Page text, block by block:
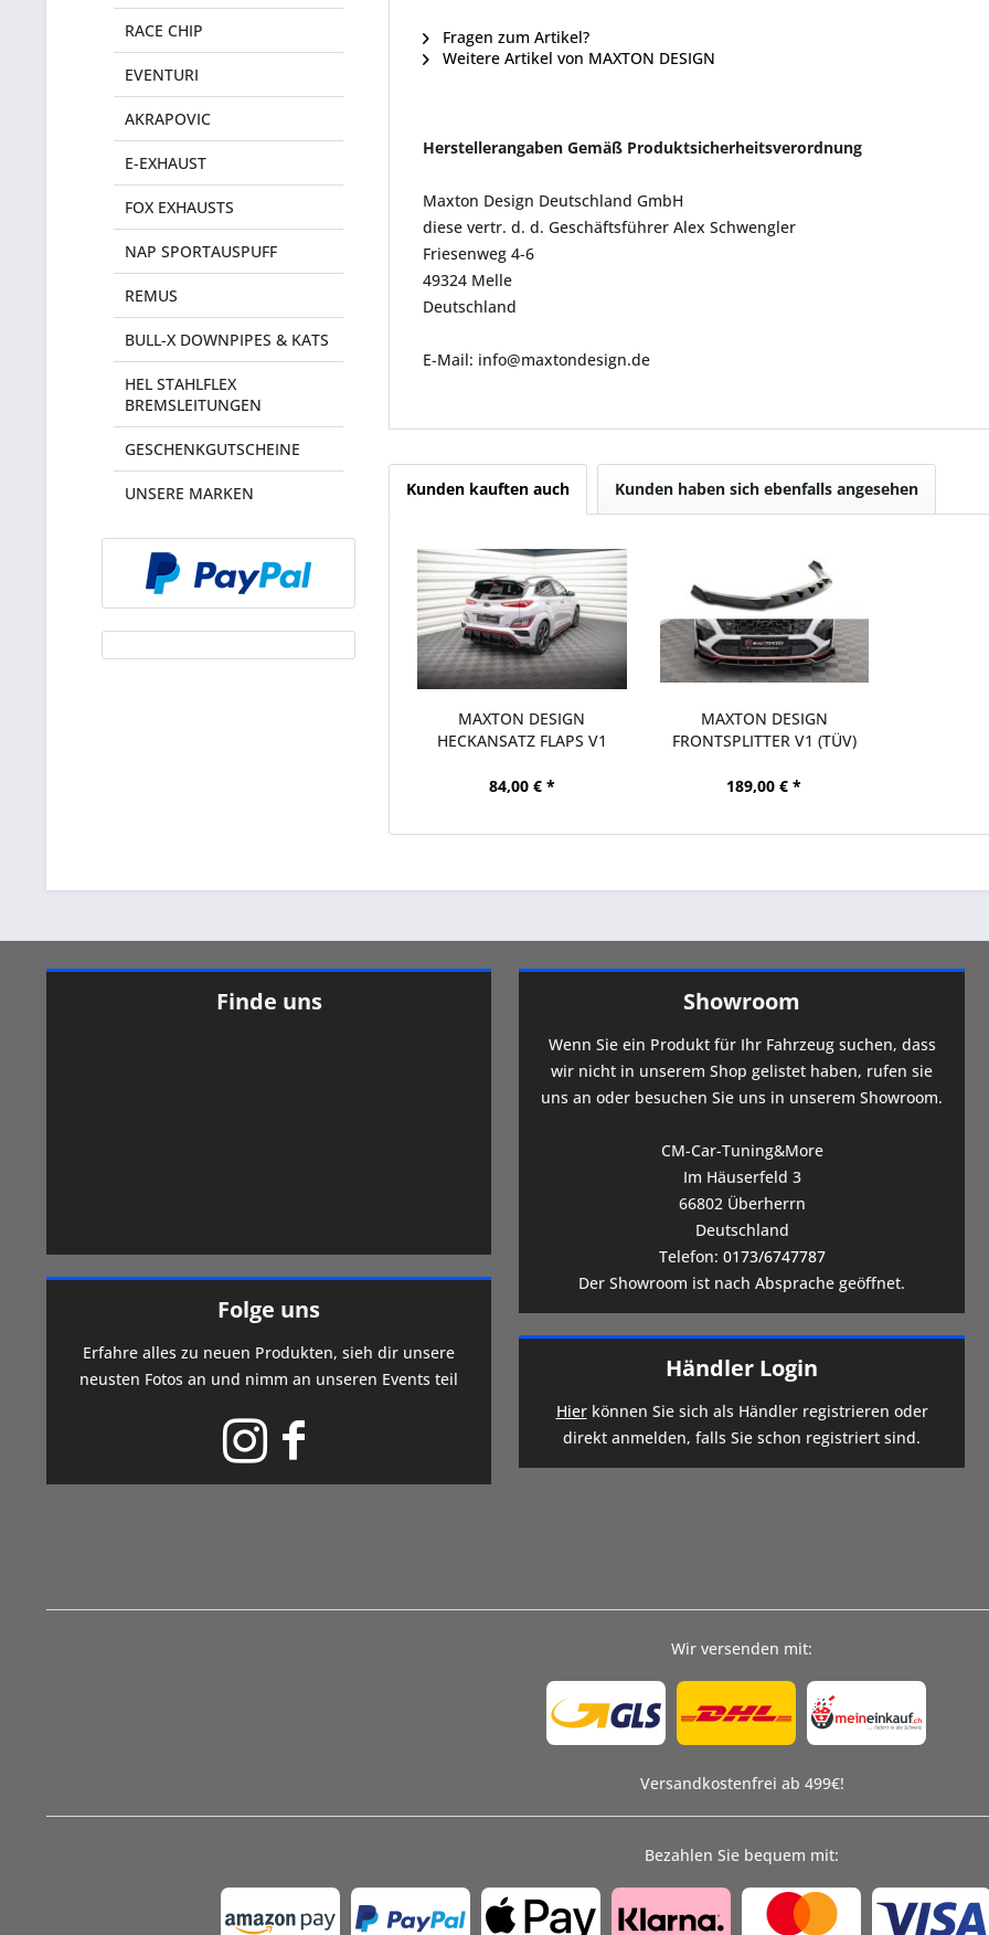
RACE CHIP
EVENTURI
AKRAPOVIC
E-EXHAUST
FOX EXHAUSTS
NAP SPORTAUSPUFF
REMUS
BULL-X DOWNPIPES & KATS
HEL STAHLFLEX
BREMSLEITUNGEN
GESCHENKGUTSCHEINE
UNSERE MARKEN
Fragen zum Artikel?
Weitere Artikel von MAXTON DESIGN
Herstellerangaben Gemäß Produktsicherheitsverordnung
Maxton Design Deutschland GmbH
diese vertr. d. d. Geschäftsführer Alex Schwengler
Friesenweg 4-6
49324 Melle
Deutschland
E-Mail: info@maxtondesign.de
Kunden kauften auch Kunden haben sich ebenfalls angesehen
MAXTON DESIGN
HECKANSATZ FLAPS V1
84,00 € *
MAXTON DESIGN
FRONTSPLITTER V1 (TÜV)
189,00 € *
Finde uns
Folge uns
Erfahre alles zu neuen Produkten, sieh dir unsere
neusten Fotos an und nimm an unseren Events teil
Showroom
Wenn Sie ein Produkt für Ihr Fahrzeug suchen, dass
wir nicht in unserem Shop gelistet haben, rufen sie
uns an oder besuchen Sie uns in unserem Showroom.
CM-Car-Tuning&More
Im Häuserfeld 3
66802 Überherrn
Deutschland
Telefon: 0173/6747787
Der Showroom ist nach Absprache geöffnet.
Händler Login
Hierkönnen Sie sich als Händler registrieren oder
direkt anmelden, falls Sie schon registriert sind.
Wir versenden mit:
Versandkostenfrei ab 499€!
Bezahlen Sie bequem mit: